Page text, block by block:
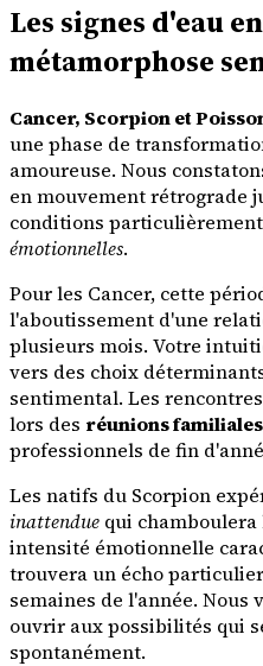
Les signes d'eau
métamorphose
Cancer, Scorpion et
une phase de
amoureuse. Nous
en mouvement rétrograde
conditions
émotionnelles.
Pour les Cancer, cette
l'aboutissement d'une
plusieurs mois. Votre
vers des choix
sentimental. Les
lors des réunions familiales
professionnels de fin
Les natifs du Scorpion
inattendue qui
intensité émotionnelle
trouvera un écho
semaines de l'année. Nous
ouvrir aux possibilités qui
spontanément.